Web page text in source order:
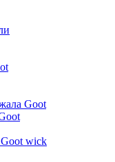
Goot
wick